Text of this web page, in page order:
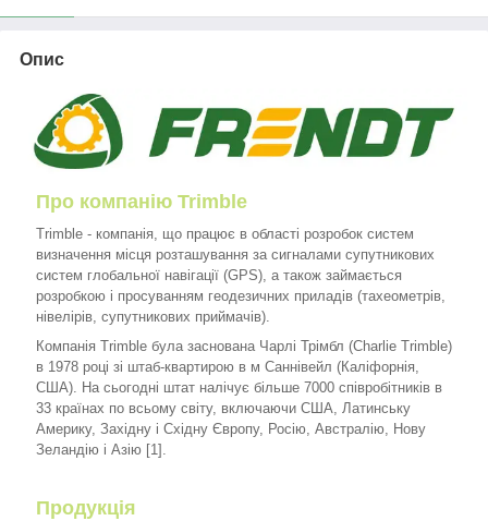
Опис
Про компанію Trimble
Trimble - компанія, що працює в області розробок систем
визначення місця розташування за сигналами супутникових
систем глобальної навігації (GPS), а також займається
розробкою і просуванням геодезичних приладів (тахеометрів,
нівелірів, супутникових приймачів).
Компанія Trimble була заснована Чарлі Трімбл (Charlie Trimble)
в 1978 році зі штаб-квартирою в м Саннівейл (Каліфорнія,
США). На сьогодні штат налічує більше 7000 співробітників в
33 країнах по всьому світу, включаючи США, Латинську
Америку, Західну і Східну Європу, Росію, Австралію, Нову
Зеландію і Азію [1].
Продукція